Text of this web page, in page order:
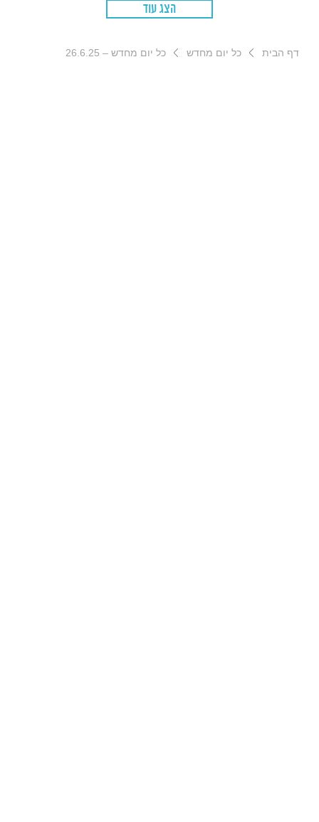
הצג עוד
דף הבית כל יום מחדש כל יום מחדש – 26.6.25